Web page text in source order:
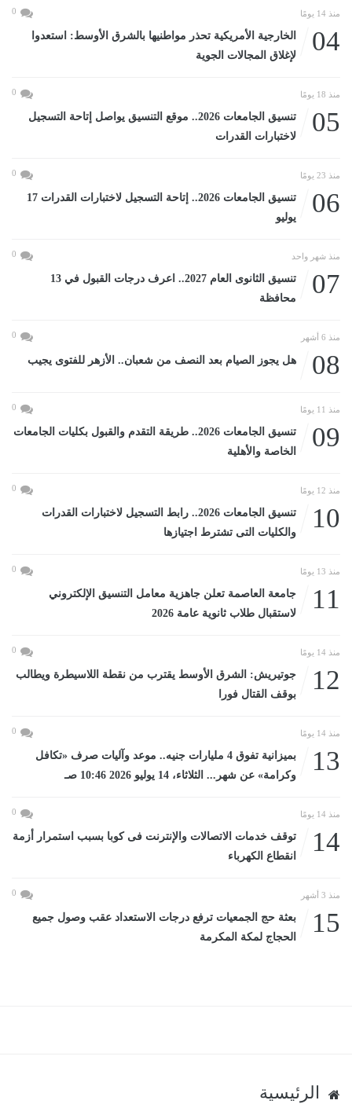
منذ 14 يومًا 0
04
الخارجية الأمريكية تحذر مواطنيها بالشرق الأوسط: استعدوا
لإغلاق المجالات الجوية
منذ 18 يومًا 0
05
تنسيق الجامعات 2026.. موقع التنسيق يواصل إتاحة التسجيل
لاختبارات القدرات
منذ 23 يومًا 0
06
تنسيق الجامعات 2026.. إتاحة التسجيل لاختبارات القدرات 17
يوليو
منذ شهر واحد 0
07
تنسيق الثانوى العام 2027.. اعرف درجات القبول في 13
محافظة
منذ 6 أشهر 0
08 هل يجوز الصيام بعد النصف من شعبان.. الأزهر للفتوى يجيب
منذ 11 يومًا 0
09
تنسيق الجامعات 2026.. طريقة التقدم والقبول بكليات الجامعات
الخاصة والأهلية
منذ 12 يومًا 0
10
تنسيق الجامعات 2026.. رابط التسجيل لاختبارات القدرات
والكليات التى تشترط اجتيازها
منذ 13 يومًا 0
11
جامعة العاصمة تعلن جاهزية معامل التنسيق الإلكتروني
لاستقبال طلاب ثانوية عامة 2026
منذ 14 يومًا 0
12
جوتيريش: الشرق الأوسط يقترب من نقطة اللاسيطرة ويطالب
بوقف القتال فورا
منذ 14 يومًا 0
13
بميزانية تفوق 4 مليارات جنيه.. موعد وآليات صرف «تكافل
وكرامة» عن شهر... الثلاثاء، 14 يوليو 2026 10:46 صـ
منذ 14 يومًا 0
14
توقف خدمات الاتصالات والإنترنت فى كوبا بسبب استمرار أزمة
انقطاع الكهرباء
منذ 3 أشهر 0
15
بعثة حج الجمعيات ترفع درجات الاستعداد عقب وصول جميع
الحجاج لمكة المكرمة
الرئيسية